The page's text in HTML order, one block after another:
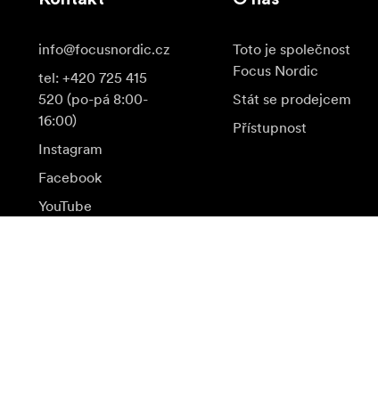
info@focusnordic.cz
tel: +420 725 415
520 (po-pá 8:00-
16:00)
Instagram
Facebook
YouTube
Toto je společnost
Focus Nordic
Stát se prodejcem
Přístupnost